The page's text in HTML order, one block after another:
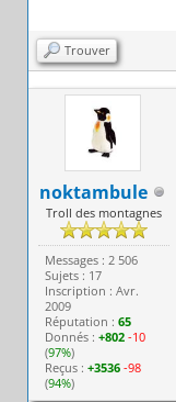
Trouver
noktambule
Troll des montagnes
Messages : 2 506
Sujets : 17
Inscription : Avr.
2009
Réputation :65
Donnés :+802 -10
(97%)
Reçus :+3536 -98
(94%)